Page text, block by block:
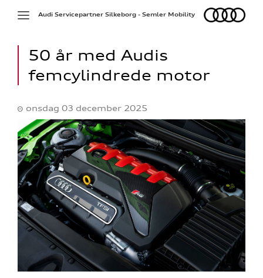
Toggle
Audi
Audi Servicepartner Silkeborg - Semler Mobility
50 år med Audis
femcylindrede motor
onsdag 03 december 2025